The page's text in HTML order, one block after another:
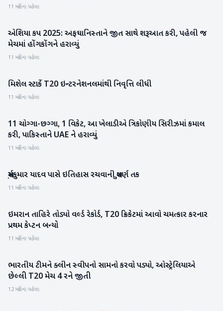
11 મહિના પહેલા
રમતગમત
એશિયા કપ 2025: અફઘાનિસ્તાને જીત સાથે શરૂઆત કરી, પહેલી જ
મેચમાં હોંગકોંગને હરાવ્યું
11 મહિના પહેલા
રમતગમત
મિશેલ સ્ટાર્કે T20 ઇન્ટરનેશનલમાંથી નિવૃત્તિ લીધી
11 મહિના પહેલા
રમતગમત
11 ચોગ્ગા-છગ્ગા, 1 વિકેટ, આ ખેલાડીએ ત્રિકોણીય સિરીઝમાં કમાલ
કરી, પાકિસ્તાને UAE ને હરાવ્યું
11 મહિના પહેલા
રમતગમત
સૂર્યકુમાર યાદવ પાસે ઇતિહાસ રચવાની સુવર્ણ તક
11 મહિના પહેલા
રમતગમત
ઇમરાન તાહિરે તોડ્યો વર્લ્ડ રેકોર્ડ, T20 ક્રિકેટમાં આવો ચમત્કાર કરનાર
પ્રથમ કેપ્ટન બન્યો
11 મહિના પહેલા
રમતગમત
ભારતીય ટીમને ક્લીન સ્વીપનો સામનો કરવો પડ્યો, ઓસ્ટ્રેલિયાએ
છેલ્લી T20 મેચ 4 રને જીતી
12 મહિના પહેલા